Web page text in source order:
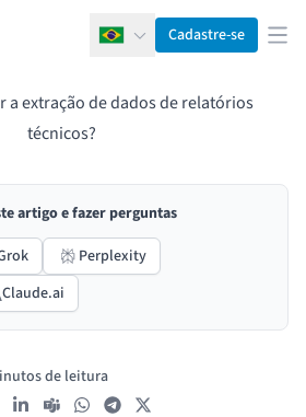
PortuguêsCadastre-se
a extração de dados de relatórios
técnicos?
artigo e fazer perguntas
Perplexity
Claude.ai
de leitura
link
E-mail LinkedIn
Teams WhatsAppTelegram